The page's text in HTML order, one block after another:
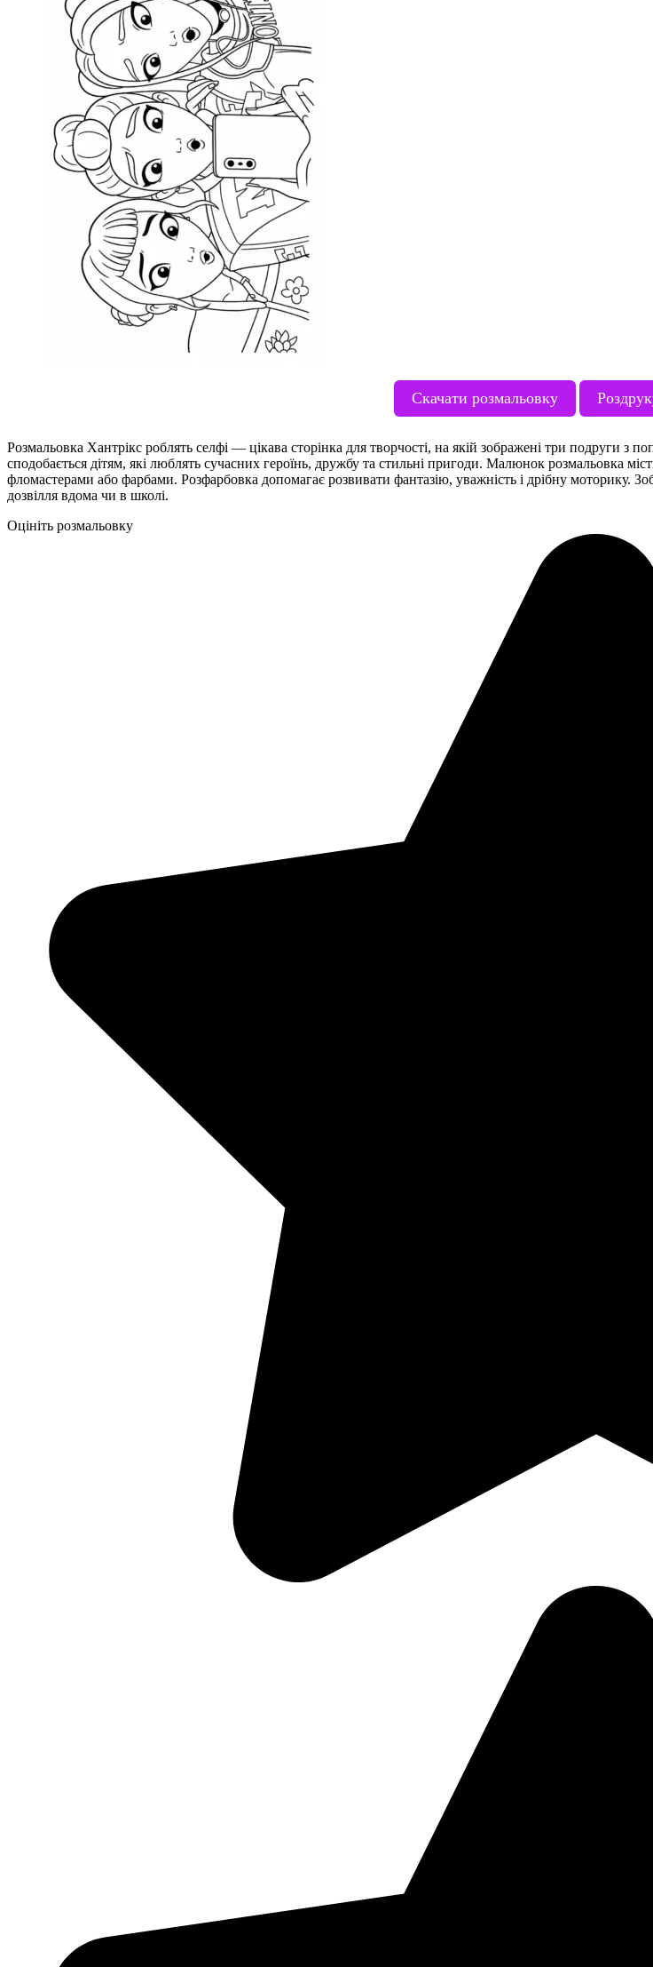
Скачати розмальовку
Розмальовка Хантрікс роблять селфі — цікава сторінка для творчості, на якій зображені три подруги з
сподобається дітям, які люблять сучасних героїнь, дружбу та стильні пригоди. Малюнок розмальовка
фломастерами або фарбами. Розфарбовка допомагає розвивати фантазію, уважність і дрібну моторику.
дозвілля вдома чи в школі.
Оцініть розмальовку